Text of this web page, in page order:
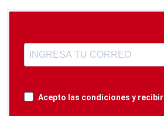
Acepto las condiciones y